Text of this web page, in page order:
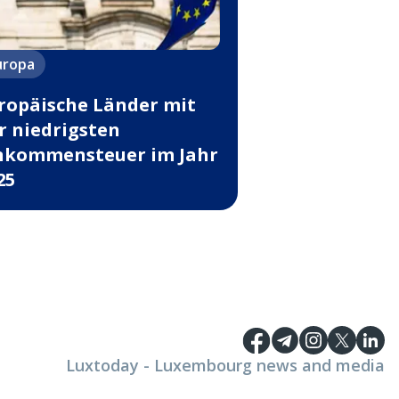
Länder mit
niedrigsten
im Jahr
Luxtoday - Luxembourg news and media